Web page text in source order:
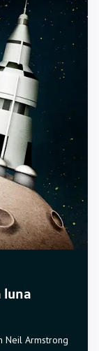
luna
Neil Armstrong